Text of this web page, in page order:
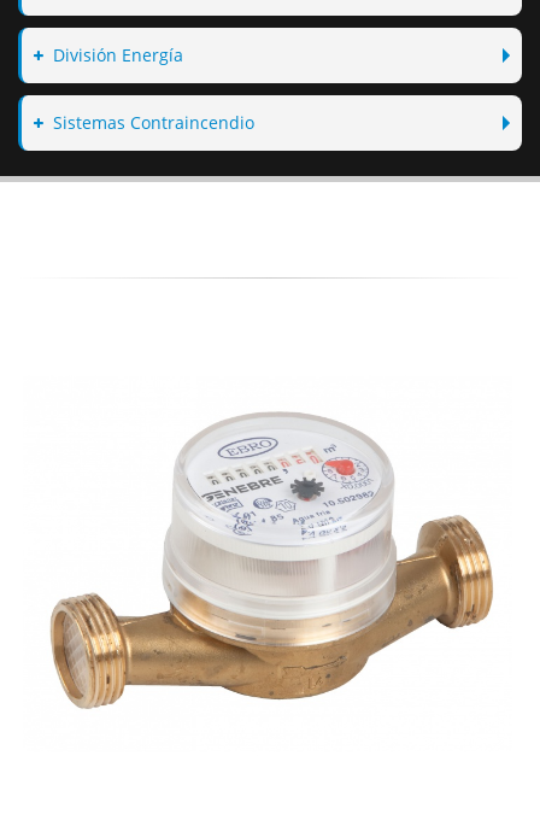
División Energía
Sistemas Contraincendio